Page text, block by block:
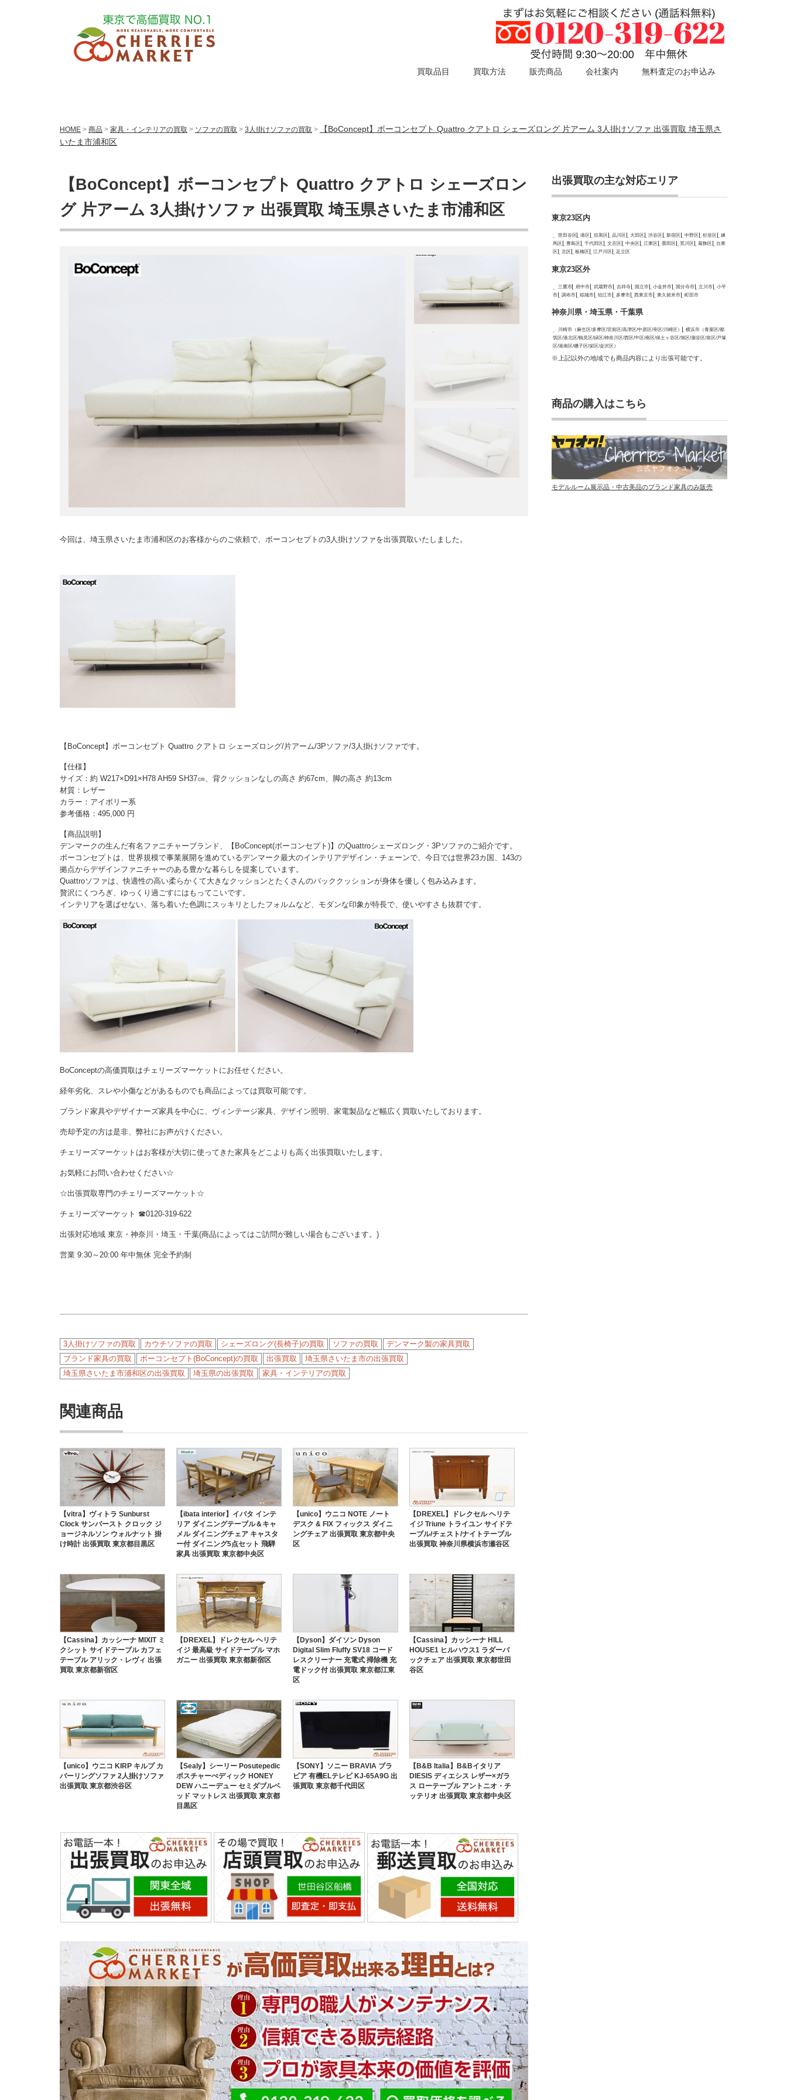
買取品目 買取方法 販売商品 会社案内 無料査定のお申込み
HOME > 商品 > 家具・インテリアの買取 > ソファの買取 > 3人掛けソファの買取 >
【BoConcept】ボーコンセプト Quattro クアトロ シェーズロング 片アーム 3人掛けソファ 出張買取 埼玉県さ
いたま市浦和区
【BoConcept】ボーコンセプト Quattro クアトロ シェーズロン
グ 片アーム 3人掛けソファ 出張買取 埼玉県さいたま市浦和区
今回は、埼玉県さいたま市浦和区のお客様からのご依頼で、ボーコンセプトの3人掛けソファを出張買取いたしました。
【BoConcept】ボーコンセプト Quattro クアトロ シェーズロング/片アーム/3Pソファ/3人掛けソファです。
【仕様】
サイズ：約 W217×D91×H78 AH59 SH37㎝、背クッションなしの高さ 約67cm、脚の高さ 約13cm
材質：レザー
カラー：アイボリー系
参考価格：495,000 円
【商品説明】
デンマークの生んだ有名ファニチャーブランド、【BoConcept(ボーコンセプト)】のQuattroシェーズロング・3Pソファのご紹介です。
ボーコンセプトは、世界規模で事業展開を進めているデンマーク最大のインテリアデザイン・チェーンで、今日では世界23カ国、143の
拠点からデザインファニチャーのある豊かな暮らしを提案しています。
Quattroソファは、快適性の高い柔らかくて大きなクッションとたくさんのバッククッションが身体を優しく包み込みます。
贅沢にくつろぎ、ゆっくり過ごすにはもってこいです。
インテリアを選ばせない、落ち着いた色調にスッキリとしたフォルムなど、モダンな印象が特長で、使いやすさも抜群です。
BoConceptの高価買取はチェリーズマーケットにお任せください。
経年劣化、スレや小傷などがあるものでも商品によっては買取可能です。
ブランド家具やデザイナーズ家具を中心に、ヴィンテージ家具、デザイン照明、家電製品など幅広く買取いたしております。
売却予定の方は是非、弊社にお声がけください。
チェリーズマーケットはお客様が大切に使ってきた家具をどこよりも高く出張買取いたします。
お気軽にお問い合わせください☆
☆出張買取専門のチェリーズマーケット☆
チェリーズマーケット ☎︎0120-319-622
出張対応地域 東京・神奈川・埼玉・千葉(商品によってはご訪問が難しい場合もございます。)
営業 9:30～20:00 年中無休 完全予約制
3人掛けソファの買取 カウチソファの買取 シェーズロング(長椅子)の買取 ソファの買取
デンマーク製の家具買取
ブランド家具の買取
ボーコンセプト(BoConcept)の買取 出張買取
埼玉県さいたま市の出張買取
埼玉県さいたま市浦和区の出張買取
埼玉県の出張買取 家具・インテリアの買取
関連商品
【vitra】ヴィトラ Sunburst
Clock サンバースト クロック ジ
ョージネルソン ウォルナット 掛
け時計 出張買取 東京都目黒区
【ibata interior】イバタ インテ
リア ダイニングテーブル＆キャ
メル ダイニングチェア キャスタ
ー付 ダイニング5点セット 飛騨
家具 出張買取 東京都中央区
【unico】ウニコ NOTE ノート
デスク & FIX フィックス ダイニ
ングチェア 出張買取 東京都中央
区
【DREXEL】ドレクセル ヘリテ
イジ Triune トライユン サイドテ
ーブル/チェスト/ナイトテーブル
出張買取 神奈川県横浜市瀬谷区
【Cassina】カッシーナ MIXIT ミ
クシット サイドテーブル カフェ
テーブル アリック・レヴィ 出張
買取 東京都新宿区
【DREXEL】ドレクセル ヘリテ
イジ 最高級 サイドテーブル マホ
ガニー 出張買取 東京都新宿区
【Dyson】ダイソン Dyson
Digital Slim Fluffy SV18 コード
レスクリーナー 充電式 掃除機 充
電ドック付 出張買取 東京都江東
区
【Cassina】カッシーナ HILL
HOUSE1 ヒルハウス1 ラダーバ
ックチェア 出張買取 東京都世田
谷区
【unico】ウニコ KIRP キルプ カ
バーリングソファ 2人掛けソファ
出張買取 東京都渋谷区
【Sealy】シーリー Posutepedic
ポスチャーぺディック HONEY
DEW ハニーデュー セミダブルベ
ッド マットレス 出張買取 東京都
目黒区
【SONY】ソニー BRAVIA ブラ
ビア 有機ELテレビ KJ-65A9G 出
張買取 東京都千代田区
【B&B Italia】B&Bイタリア
DIESIS ディエシス レザー×ガラ
ス ローテーブル アントニオ・チ
ッテリオ 出張買取 東京都中央区
出張買取の主な対応エリア
東京23区内
世田谷区 港区 目黒区 品川区 大田区 渋谷区 新宿区 中野区 杉並区
練
馬区
豊島区 千代田区 文京区 中央区 江東区 墨田区 荒川区 葛飾区
台東
区
北区 板橋区 江戸川区 足立区
東京23区外
三鷹市 府中市 武蔵野市 吉祥寺 国立市 小金井市 国分寺市 立川市
小平
市
調布市 稲城市 狛江市 多摩市 西東京市 東久留米市 町田市
神奈川県・埼玉県・千葉県
川崎市（麻生区/多摩区/宮前区/高津区/中原区/幸区/川崎区）
横浜市（青葉区/都
筑区/港北区/鶴見区/緑区/神奈川区/西区/中区/南区/保土ヶ谷区/旭区/瀬谷区/泉区/戸塚
区/港南区/磯子区/栄区/金沢区）
※上記以外の地域でも商品内容により出張可能です。
商品の購入はこちら
モデルルーム展示品・中古美品のブランド家具のみ販売